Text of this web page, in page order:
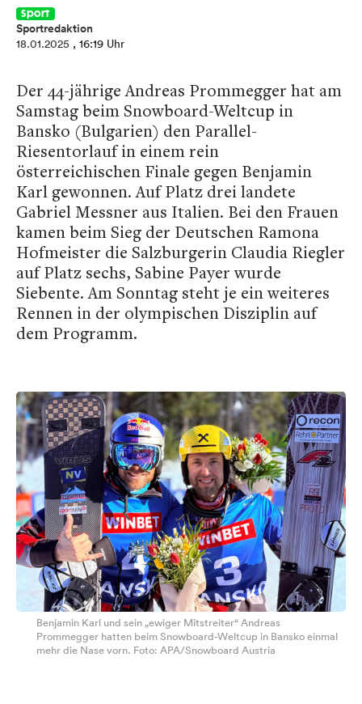
Sport
Sportredaktion
18.01.2025 , 16:19 Uhr
Der 44-jährige Andreas Prommegger hat am
Samstag beim Snowboard-Weltcup in
Bansko (Bulgarien) den Parallel-
Riesentorlauf in einem rein
österreichischen Finale gegen Benjamin
Karl gewonnen. Auf Platz drei landete
Gabriel Messner aus Italien. Bei den Frauen
kamen beim Sieg der Deutschen Ramona
Hofmeister die Salzburgerin Claudia Riegler
auf Platz sechs, Sabine Payer wurde
Siebente. Am Sonntag steht je ein weiteres
Rennen in der olympischen Disziplin auf
dem Programm.
Benjamin Karl und sein „ewiger Mitstreiter“ Andreas
Prommegger hatten beim Snowboard-Weltcup in Bansko einmal
mehr die Nase vorn. Foto: APA/Snowboard Austria